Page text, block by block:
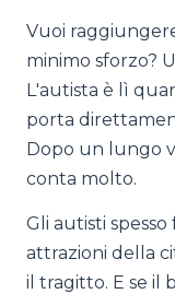
Vuoi
minimo sforzo?
L'autista è lì
porta
Dopo un lungo
conta molto.
Gli autisti
attrazioni della
il tragitto. E se il